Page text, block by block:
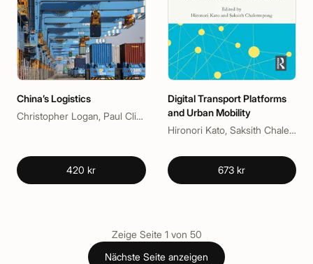
China’s Logistics
Christopher Logan, Paul Clifford
420 kr
Digital Transport Platforms
and Urban Mobility
Hironori Kato, Saksith Chalermpong
673 kr
Zeige Seite 1 von 50
Nächste Seite anzeigen